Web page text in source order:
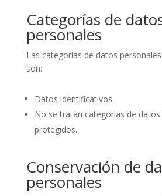
Categorías de
personales
Las categorías de datos
son:
Datos identificativos.
No se tratan categorías de
protegidos.
Conservación de
personales